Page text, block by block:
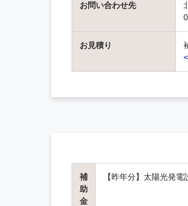
お問い合わせ先
お見積り
補
助
金
【昨年分】太陽光発